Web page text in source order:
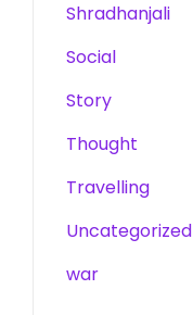
Shradhanjali
Social
Story
Thought
Travelling
Uncategorized
war